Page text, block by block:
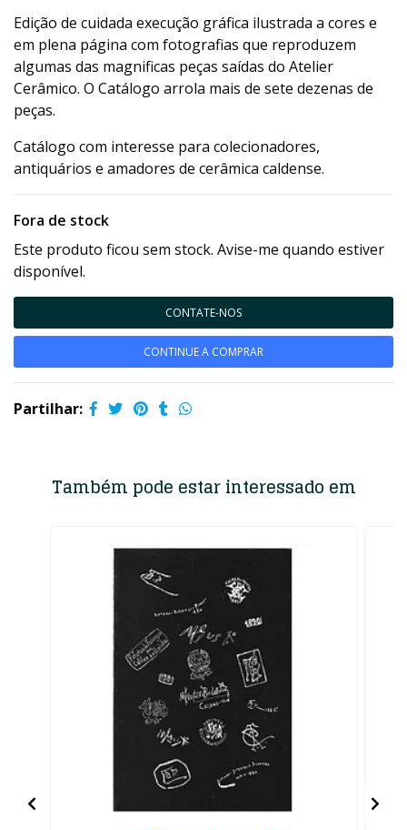
Edição de cuidada execução gráfica ilustrada a cores e
em plena página com fotografias que reproduzem
algumas das magnificas peças saídas do Atelier
Cerâmico. O Catálogo arrola mais de sete dezenas de
peças.
Catálogo com interesse para colecionadores,
antiquários e amadores de cerâmica caldense.
Fora de stock
Este produto ficou sem stock. Avise-me quando estiver
disponível.
CONTATE-NOS
CONTINUE A COMPRAR
Partilhar:
Também pode estar interessado em